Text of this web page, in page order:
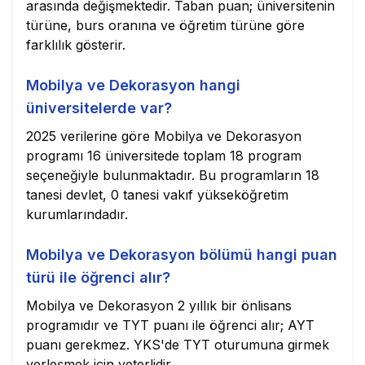
arasında değişmektedir. Taban puan; üniversitenin
türüne, burs oranına ve öğretim türüne göre
farklılık gösterir.
Mobilya ve Dekorasyon hangi
üniversitelerde var?
2025 verilerine göre Mobilya ve Dekorasyon
programı 16 üniversitede toplam 18 program
seçeneğiyle bulunmaktadır. Bu programların 18
tanesi devlet, 0 tanesi vakıf yükseköğretim
kurumlarındadır.
Mobilya ve Dekorasyon bölümü hangi puan
türü ile öğrenci alır?
Mobilya ve Dekorasyon 2 yıllık bir önlisans
programıdır ve TYT puanı ile öğrenci alır; AYT
puanı gerekmez. YKS'de TYT oturumuna girmek